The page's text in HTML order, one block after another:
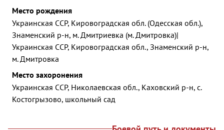
Место рождения
Украинская ССР, Кировоградская обл. (Одесская обл.),
Знаменский р-н, м. Дмитриевка (м. Дмитровка)|
Украинская ССР, Кировоградская обл., Знаменский р-н,
м. Дмитровка
Место захоронения
Украинская ССР, Николаевская обл., Каховский р-н, с.
Костогрызово, школьный сад